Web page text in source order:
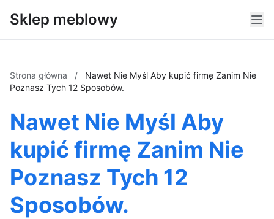
Sklep meblowy
Strona główna /
Nawet Nie Myśl Aby kupić firmę Zanim Nie
Poznasz Tych 12 Sposobów.
Nawet Nie Myśl Aby
kupić firmę Zanim Nie
Poznasz Tych 12
Sposobów.